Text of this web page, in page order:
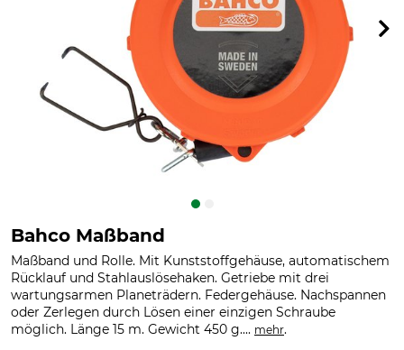
Bahco Maßband
Maßband und Rolle. Mit Kunststoffgehäuse, automatischem
Rücklauf und Stahlauslösehaken. Getriebe mit drei
wartungsarmen Planeträdern. Federgehäuse. Nachspannen
oder Zerlegen durch Lösen einer einzigen Schraube
möglich. Länge 15 m. Gewicht 450 g.... mehr.